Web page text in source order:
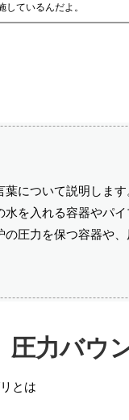
ているんだよ。
について説明しま
を入れる容器やパ
圧力を保つ容器や
圧力バウ